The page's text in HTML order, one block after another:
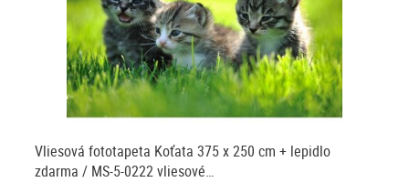
Vliesová fototapeta Koťata 375 x 250 cm + lepidlo
zdarma / MS-5-0222 vliesové…